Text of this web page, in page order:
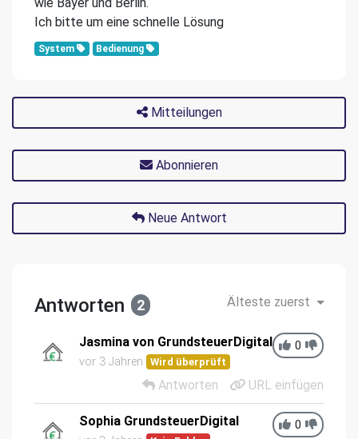
Ich bitte um eine schnelle Lösung
System Bedienung
Mitteilungen
Abonnieren
Neue Antwort
Antworten 2 Älteste zuerst
0
Jasmina von GrundsteuerDigital
vor 3 Jahren Wird überprüft
Antworten URL einfügen
0
Sophia GrundsteuerDigital